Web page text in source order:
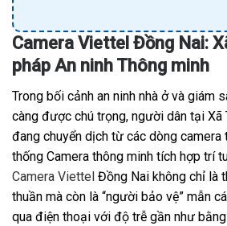
Camera Viettel Đồng Nai:
pháp An ninh Thông minh
Trong bối cảnh an ninh nhà ở và giám
càng được chú trọng, người dân tại Xã
đang chuyển dịch từ các dòng camera
thống Camera thông minh tích hợp trí
Camera Viettel Đồng Nai không chỉ là
thuần mà còn là “người bảo vệ” mẫn
qua điện thoại với độ trễ gần như